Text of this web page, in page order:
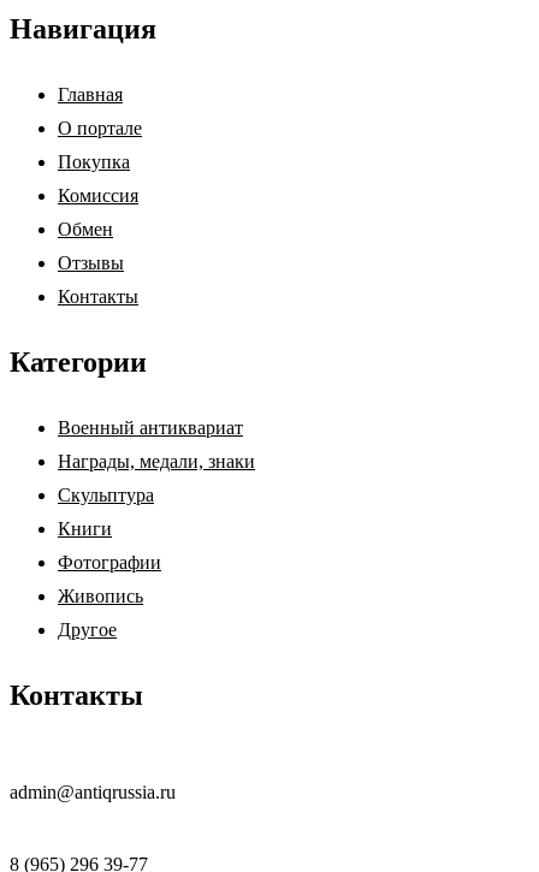
Навигация
Главная
О портале
Покупка
Комиссия
Обмен
Отзывы
Контакты
Категории
Военный антиквариат
Награды, медали, знаки
Скульптура
Книги
Фотографии
Живопись
Другое
Контакты
admin@antiqrussia.ru
8 (965) 296 39-77